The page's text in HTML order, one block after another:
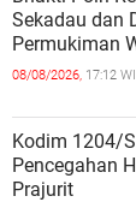
Sekadau dan
Permukiman
08/08/2026, 17:12
Kodim 1204/
Pencegahan
Prajurit